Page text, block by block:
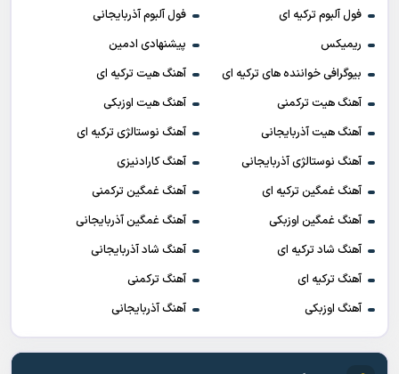
فول آلبوم ترکیه ای
فول آلبوم آذربایجانی
ریمیکس
پیشنهادی ادمین
بیوگرافی خواننده های ترکیه ای
آهنگ هیت ترکیه ای
آهنگ هیت ترکمنی
آهنگ هیت اوزبکی
آهنگ هیت آذربایجانی
آهنگ نوستالژی ترکیه ای
آهنگ نوستالژی آذربایجانی
آهنگ کارادنیزی
آهنگ غمگین ترکیه ای
آهنگ غمگین ترکمنی
آهنگ غمگین اوزبکی
آهنگ غمگین آذربایجانی
آهنگ شاد ترکیه ای
آهنگ شاد آذربایجانی
آهنگ ترکیه ای
آهنگ ترکمنی
آهنگ اوزبکی
آهنگ آذربایجانی